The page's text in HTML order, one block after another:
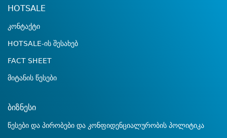
HOTSALE
კონტაქტი
HOTSALE-ის შესახებ
FACT SHEET
მიტანის წესები
ბიზნესი
წესები და პირობები და კონფიდენციალურობის პოლიტიკა